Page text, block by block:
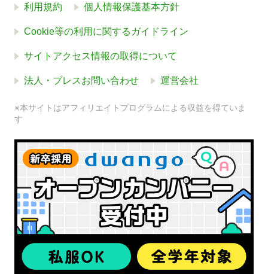
利用規約 個人情報保護基本方針
Cookie等の利用に関するガイドライン
サイトアクセス情報の取得について
法人・プレスお問い合わせ 運営会社
※本サイトはアフィリエイトプログラムによる収益を得ていま
す